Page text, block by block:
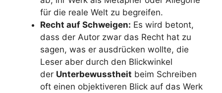
für die reale Welt zu begreifen.
Recht auf Schweigen: Es wird betont,
dass der Autor zwar das Recht hat zu
sagen, was er ausdrücken wollte, die
Leser aber durch den Blickwinkel
der Unterbewusstheit beim Schreiben
oft einen objektiveren Blick auf das Werk